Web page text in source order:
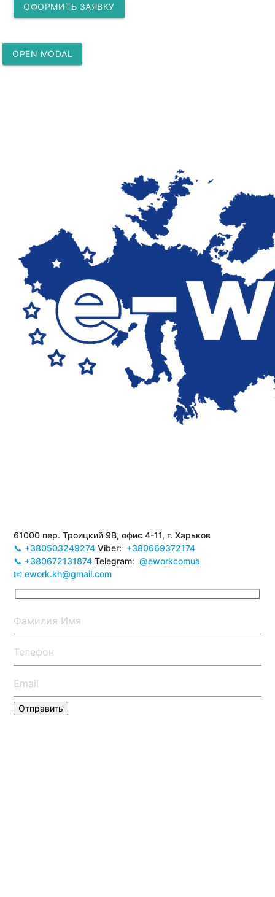
ОФОРМИТЬ ЗАЯВКУ
OPEN MODAL
61000 пер. Троицкий 9В, офис 4-11, г. Харьков
📞 +380503249274 Viber: +380669372174
📞 +380672131874 Telegram:@eworkcomua
📧 ework.kh@gmail.com